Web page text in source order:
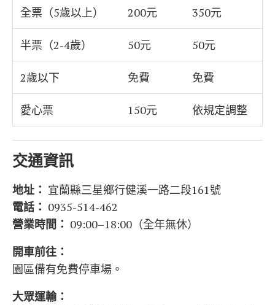
全票（5歲以上） 200元 350元
半票（2-4歲） 50元 50元
2歲以下 免費 免費
愛心票 150元 依規定調整
交通資訊
地址： 宜蘭縣三星鄉行健溪一路二段161號
電話： 0935-514-462
營業時間： 09:00–18:00（全年無休）
開車前往：
園區備有免費停車場。
大眾運輸：